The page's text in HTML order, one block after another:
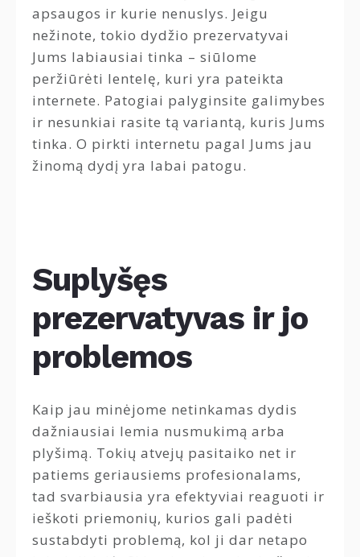
apsaugos ir kurie nenuslys. Jeigu
nežinote, tokio dydžio prezervatyvai
Jums labiausiai tinka – siūlome
peržiūrėti lentelę, kuri yra pateikta
internete. Patogiai palyginsite galimybes
ir nesunkiai rasite tą variantą, kuris Jums
tinka. O pirkti internetu pagal Jums jau
žinomą dydį yra labai patogu.
Suplyšęs
prezervatyvas ir jo
problemos
Kaip jau minėjome netinkamas dydis
dažniausiai lemia nusmukimą arba
plyšimą. Tokių atvejų pasitaiko net ir
patiems geriausiems profesionalams,
tad svarbiausia yra efektyviai reaguoti ir
ieškoti priemonių, kurios gali padėti
sustabdyti problemą, kol ji dar netapo